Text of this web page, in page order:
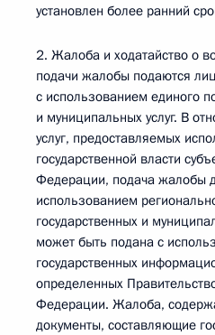
установлен более ранний
2. Жалоба и ходатайство о
подачи жалобы подаются
с использованием единого
и муниципальных услуг. В
услуг, предоставляемых
государственной власти
Федерации, подача жалобы
использованием
государственных и
может быть подана с
государственных
определенных
Федерации. Жалоба,
документы, составляющие